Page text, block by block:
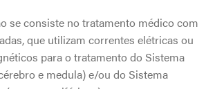
se consiste no tratamento médico com
que utilizam correntes elétricas ou
para o tratamento do Sistema
e medula) e/ou do Sistema